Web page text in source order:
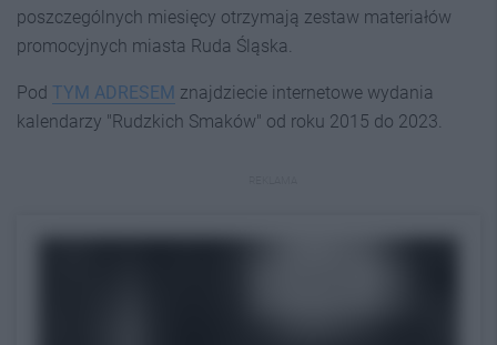
poszczególnych miesięcy otrzymają zestaw materiałów
promocyjnych miasta Ruda Śląska.
Pod TYM ADRESEM znajdziecie internetowe wydania
kalendarzy "Rudzkich Smaków" od roku 2015 do 2023.